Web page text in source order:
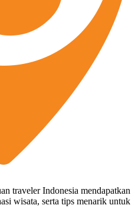
traveler Indonesia mendapatkan
wisata, serta tips menarik untuk